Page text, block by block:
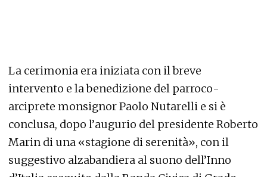
La cerimonia era iniziata con il breve
intervento e la benedizione del parroco-
arciprete monsignor Paolo Nutarelli e si è
conclusa, dopo l’augurio del presidente Roberto
Marin di una «stagione di serenità», con il
suggestivo alzabandiera al suono dell’Inno